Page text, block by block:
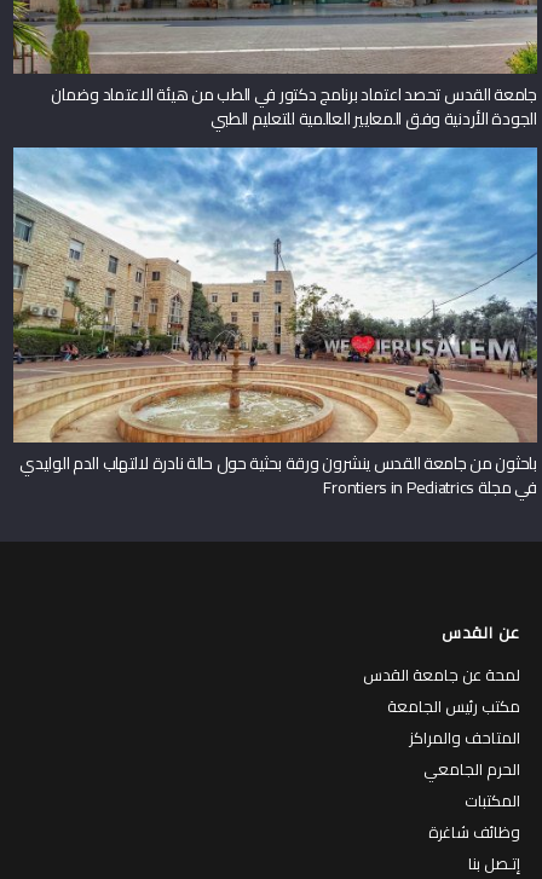
جامعة القدس تحصد اعتماد برنامج دكتور في الطب من هيئة الاعتماد وضمان
الجودة الأردنية وفق المعايير العالمية للتعليم الطبي
باحثون من جامعة القدس ينشرون ورقة بحثية حول حالة نادرة لالتهاب الدم الوليدي
في مجلة Frontiers in Pediatrics
عن القدس
لمحة عن جامعة القدس
مكتب رئيس الجامعة
المتاحف والمراكز
الحرم الجامعي
المكتبات
وظائف شاغرة
إتـصل بنا